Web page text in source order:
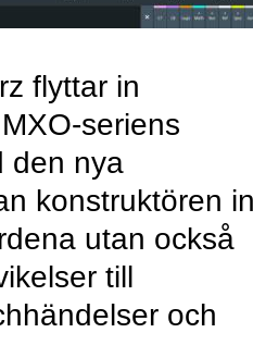
flyttar in
seriens
den nya
konstruktören
utan också
till
och